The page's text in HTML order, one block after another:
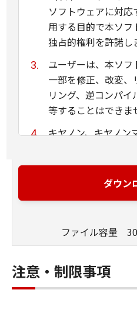
ソフトウェアに対
用する目的で本ソ
独占的権利を許諾し
ユーザーは、本ソ
一部を修正、改変、
リング、逆コンパ
等することはできま
キヤノン、キヤノン
は、本ソフトウェ
的のために適当で
ていかなる保証もい
キヤノン、キヤノン
ン株式会社および
は、本ソフトウェア
連して生ずる直接
ダウン
ファイル容量
注意・制限事項